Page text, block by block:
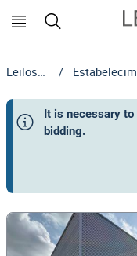
Leilosoc /
It is necessary to
bidding.